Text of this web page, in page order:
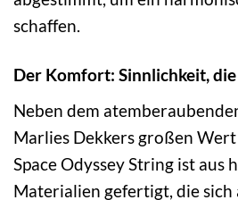
schaffen.
Der Komfort: Sinnlichkeit,
Neben dem
Marlies Dekkers großen
Space Odyssey String ist aus
Materialien gefertigt, die sich